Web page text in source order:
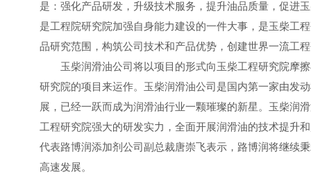
是：强化产品研发，升级技术服务，提升油品质量，促进
是工程院研究院加强自身能力建设的一件大事，是玉柴工
品研究范围，构筑公司技术和产品优势，创建世界一流工程
玉柴润滑油公司将以项目的形式向玉柴工程研究院摩擦
研究院的项目来运作。玉柴润滑油公司是国内第一家由发
展，已经一跃而成为润滑油行业一颗璀璨的新星。玉柴润
工程研究院强大的研发实力，全面开展润滑油的技术提升
代表路博润添加剂公司副总裁唐崇飞表示，路博润将继续
高速发展。